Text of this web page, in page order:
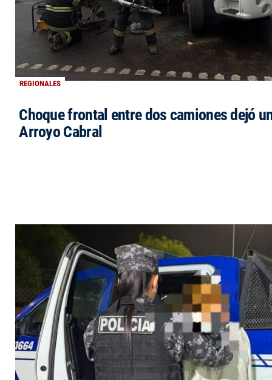
REGIONALES
Choque frontal entre dos camiones dejó
Arroyo Cabral